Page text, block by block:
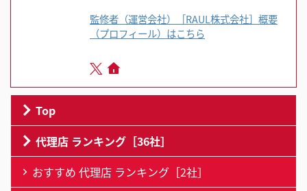
監修者（運営会社）［RAUL株式会社］概要
（プロフィール）はこちら
Top
代理店 ランキング［36社］
おすすめ 代理店 ランキング［2社］